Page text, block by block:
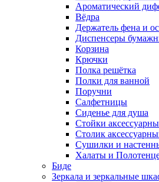
Ароматический
Вёдра
Держатель фена и
Диспенсеры
Корзина
Крючки
Полка решётка
Полки для ванной
Поручни
Салфетницы
Сиденье для душа
Стойки
Столик
Сушилки и
Халаты и
Биде
Зеркала и зеркальные